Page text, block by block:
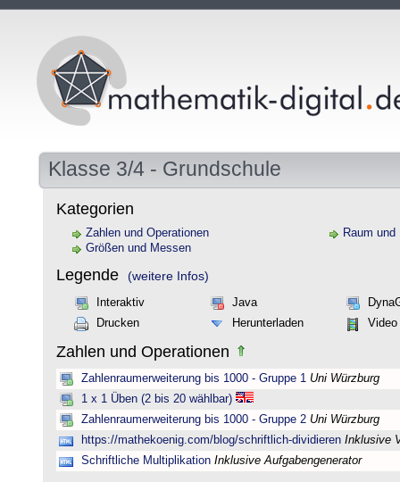
Klasse 3/4 - Grundschule
Kategorien
Zahlen und Operationen
Raum und
Größen und Messen
Legende (weitere Infos)
Interaktiv Java
Drucken
Herunterladen Video
Zahlen und Operationen
Zahlenraumerweiterung bis 1000 - Gruppe 1 Uni Würzburg
1 x 1 Üben (2 bis 20 wählbar)
Zahlenraumerweiterung bis 1000 - Gruppe 2 Uni Würzburg
https://mathekoenig.com/blog/schriftlich-dividieren Inklusive
Schriftliche Multiplikation Inklusive Aufgabengenerator